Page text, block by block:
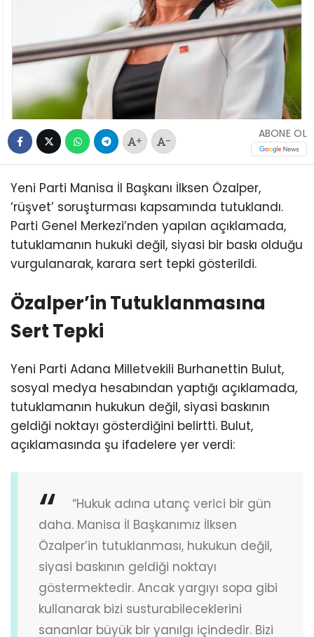
+ -
ABONE OL
Yeni Parti Manisa İl Başkanı İlksen Özalper,
‘rüşvet’ soruşturması kapsamında tutuklandı.
Parti Genel Merkezi’nden yapılan açıklamada,
tutuklamanın hukuki değil, siyasi bir baskı olduğu
vurgulanarak, karara sert tepki gösterildi.
Özalper’in Tutuklanmasına
Sert Tepki
Yeni Parti Adana Milletvekili Burhanettin Bulut,
sosyal medya hesabından yaptığı açıklamada,
tutuklamanın hukukun değil, siyasi baskının
geldiği noktayı gösterdiğini belirtti. Bulut,
açıklamasında şu ifadelere yer verdi:
“Hukuk adına utanç verici bir gün
daha. Manisa İl Başkanımız İlksen
Özalper’in tutuklanması, hukukun değil,
siyasi baskının geldiği noktayı
göstermektedir. Ancak yargıyı sopa gibi
kullanarak bizi susturabileceklerini
sananlar büyük bir yanılgı içindedir. Bizi